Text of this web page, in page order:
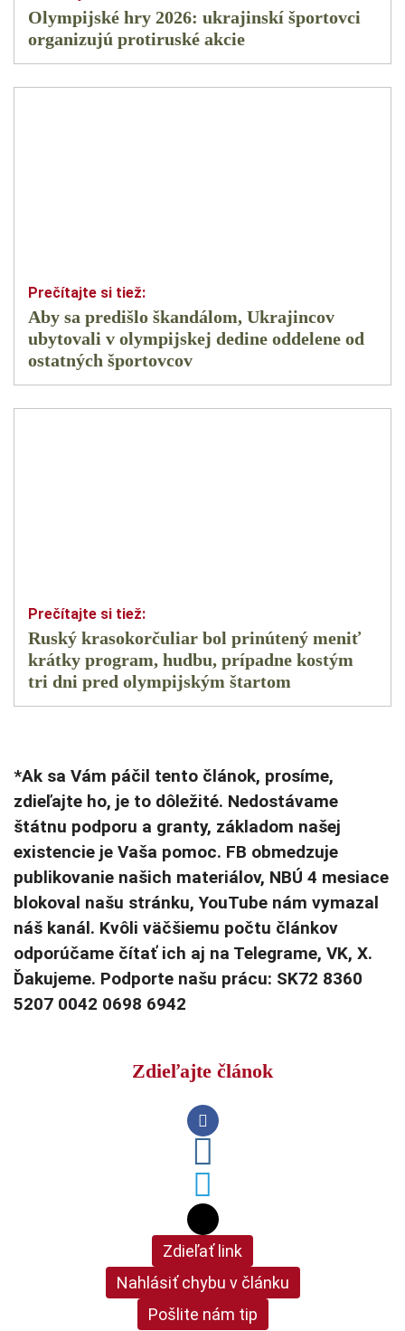
Olympijské hry 2026: ukrajinskí športovci
organizujú protiruské akcie
Aby sa predišlo škandálom, Ukrajincov
ubytovali v olympijskej dedine oddelene od
ostatných športovcov
Ruský krasokorčuliar bol prinútený meniť
krátky program, hudbu, prípadne kostým
tri dni pred olympijským štartom
*Ak sa Vám páčil tento článok, prosíme,
zdieľajte ho, je to dôležité. Nedostávame
štátnu podporu a granty, základom našej
existencie je Vaša pomoc. FB obmedzuje
publikovanie našich materiálov, NBÚ 4 mesiace
blokoval našu stránku, YouTube nám vymazal
náš kanál. Kvôli väčšiemu počtu článkov
odporúčame čítať ich aj na Telegrame, VK, X.
Ďakujeme. Podporte našu prácu: SK72 8360
5207 0042 0698 6942
Zdieľajte článok
Zdieľať link
Nahlásiť chybu v článku
Pošlite nám tip